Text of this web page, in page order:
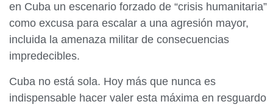
en Cuba un escenario forzado de “crisis humanitaria”
como excusa para escalar a una agresión mayor,
incluida la amenaza militar de consecuencias
impredecibles.
Cuba no está sola. Hoy más que nunca es
indispensable hacer valer esta máxima en resguardo